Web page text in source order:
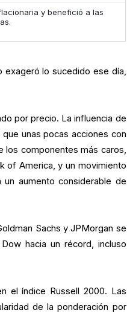
y benefició a las
exageró lo sucedido ese día,
por precio. La influencia de
unas pocas acciones con
los componentes más caros,
of America, y un movimiento
aumento considerable de
Sachs y JPMorgan se
hacia un récord, incluso
el índice Russell 2000. Las
de la ponderación por